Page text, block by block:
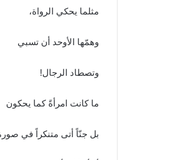
مثلما يحكي الرواة،
وهمّها الأوحد أن تسبي
وتصطاد الرجال!
ما كانت امرأةً كما يحكون
بل جنّاً أتى متنكراً في